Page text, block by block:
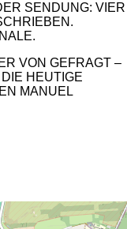
SENDUNG: VIER
VON GEFRAGT –
HEUTIGE
MANUEL